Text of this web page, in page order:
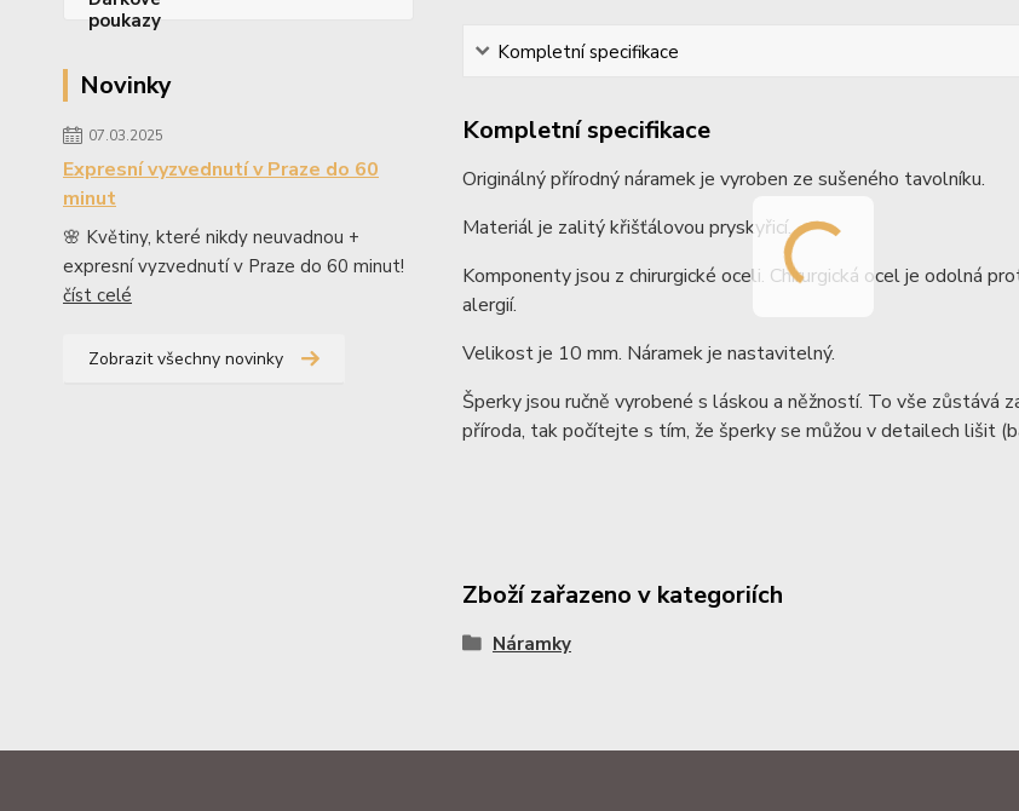
Novinky
07.03.2025
Expresní vyzvednutí v Praze do 60
minut
🌸 Květiny, které nikdy neuvadnou +
expresní vyzvednutí v Praze do 60 minut!
číst celé
Zobrazit všechny novinky
Kompletní specifikace
Kompletní specifikace
Originálný přírodný náramek je vyroben ze sušeného tavolníku.
Materiál je zalitý křišťálovou pryskyřicí.
Komponenty jsou z chirurgické oceli. Chirurgická ocel je odolná
alergií.
Velikost je 10 mm. Náramek je nastavitelný.
Šperky jsou ručně vyrobené s láskou a něžností. To vše zůstává
příroda, tak počítejte s tím, že šperky se můžou v detailech lišit
Zboží zařazeno v kategoriích
Náramky